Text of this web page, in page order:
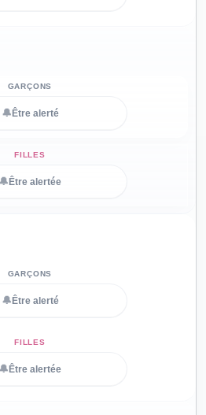
🔔 Être alerté
🔔 Être alertée
🔔 Être alerté
🔔 Être alertée